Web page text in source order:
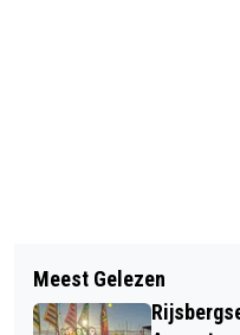
INBREKER
PIETS
Meest Gelezen